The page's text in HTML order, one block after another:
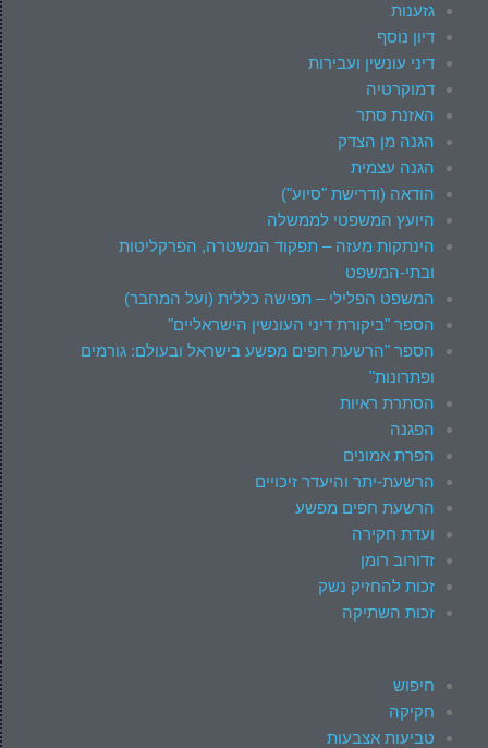
גזענות
דיון נוסף
דיני עונשין ועבירות
דמוקרטיה
האזנת סתר
הגנה מן הצדק
הגנה עצמית
הודאה (ודרישת "סיוע")
היועץ המשפטי לממשלה
הינתקות מעזה – תפקוד המשטרה, הפרקליטות
ובתי-המשפט
המשפט הפלילי – תפישה כללית (ועל המחבר)
הספר "ביקורת דיני העונשין הישראליים"
הספר "הרשעת חפים מפשע בישראל ובעולם: גורמים
ופתרונות"
הסתרת ראיות
הפגנה
הפרת אמונים
הרשעת-יתר והיעדר זיכויים
הרשעת חפים מפשע
ועדת חקירה
זדורוב רומן
זכות להחזיק נשק
זכות השתיקה
חיפוש
חקיקה
טביעות אצבעות